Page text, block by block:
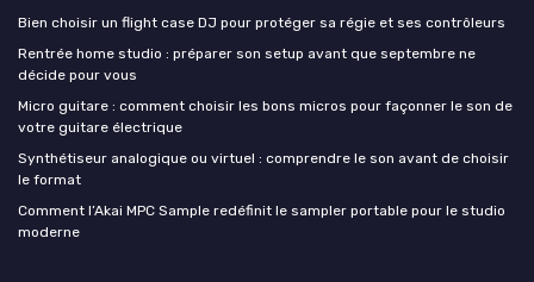
Bien choisir un flight case DJ pour protéger sa régie et ses contrôleurs
Rentrée home studio : préparer son setup avant que septembre ne
décide pour vous
Micro guitare : comment choisir les bons micros pour façonner le son de
votre guitare électrique
Synthétiseur analogique ou virtuel : comprendre le son avant de choisir
le format
Comment l’Akai MPC Sample redéfinit le sampler portable pour le studio
moderne